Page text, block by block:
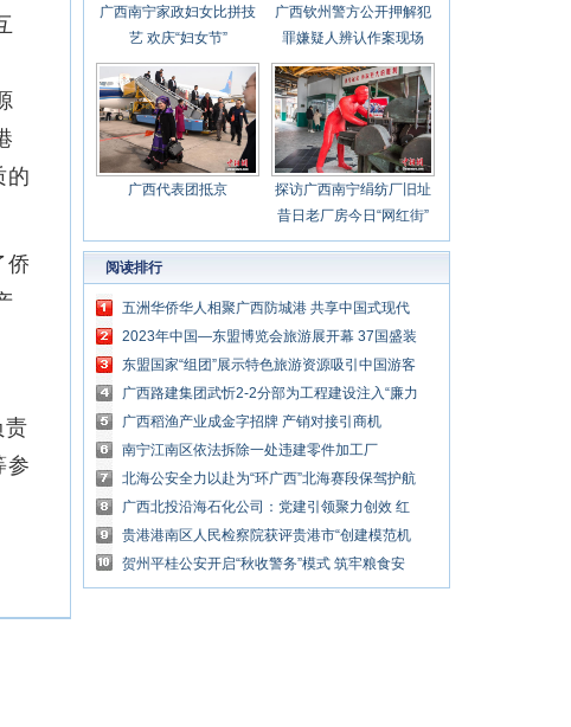
的
侨
参
广西南宁家政妇女比拼技
艺 欢庆“妇女节”
广西钦州警方公开押解犯
罪嫌疑人辨认作案现场
广西代表团抵京
探访广西南宁绢纺厂旧址
昔日老厂房今日“网红街”
阅读排行
五洲华侨华人相聚广西防城港 共享中国式现代
化发展机遇
2023年中国—东盟博览会旅游展开幕 37国盛装
参展
东盟国家“组团”展示特色旅游资源吸引中国游客
广西路建集团武忻2-2分部为工程建设注入“廉力
量”
广西稻渔产业成金字招牌 产销对接引商机
南宁江南区依法拆除一处违建零件加工厂
北海公安全力以赴为“环广西”北海赛段保驾护航
广西北投沿海石化公司：党建引领聚力创效 红
色先锋保供保安全
贵港港南区人民检察院获评贵港市“创建模范机
关示范单位”
贺州平桂公安开启“秋收警务”模式 筑牢粮食安
全“压舱石”